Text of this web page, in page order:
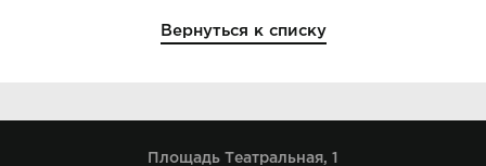
Вернуться к списку
Площадь Театральная, 1